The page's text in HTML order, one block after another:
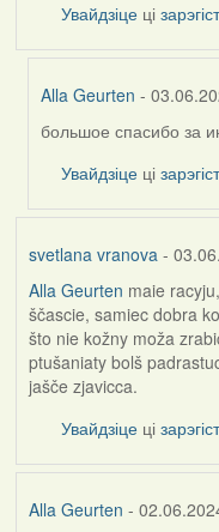
Увайдзіце ці
Alla Geurten -
In
reply
by
большое спасибо за
Увайдзіце ці
svetlana vranova-
Alla Geurten maie
ščascie, samiec dobra
što nie kožny moža
ptušaniaty bolš
jašče zjavicca.
Увайдзіце ці
Alla Geurten -